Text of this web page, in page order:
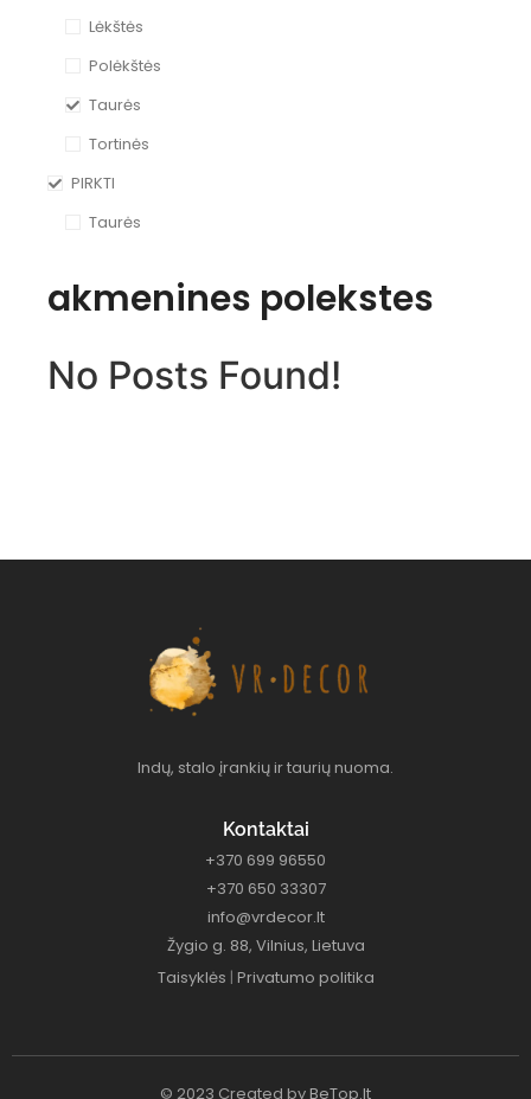
Lėkštės
Polėkštės
Taurės
Tortinės
PIRKTI
Taurės
akmenines polekstes
No Posts Found!
Indų, stalo įrankių ir taurių nuoma.
Kontaktai
+370 699 96550
+370 650 33307
info@vrdecor.lt
Žygio g. 88, Vilnius, Lietuva
Taisyklės | Privatumo politika
© 2023 Created byBeTop.lt